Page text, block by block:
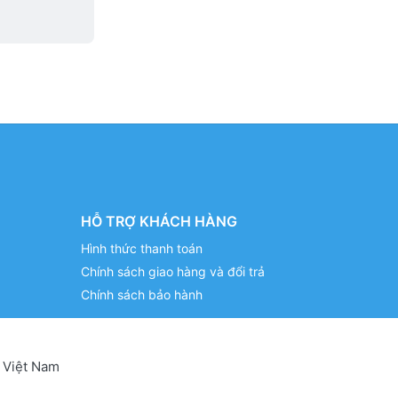
HỖ TRỢ KHÁCH HÀNG
Hình thức thanh toán
Chính sách giao hàng và đổi trả
Chính sách bảo hành
Nam